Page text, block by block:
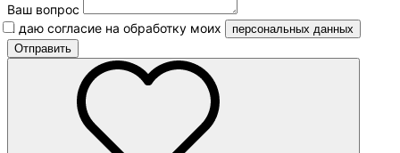
Ваш вопрос
Я даю согласие на обработку моих
персональных данных